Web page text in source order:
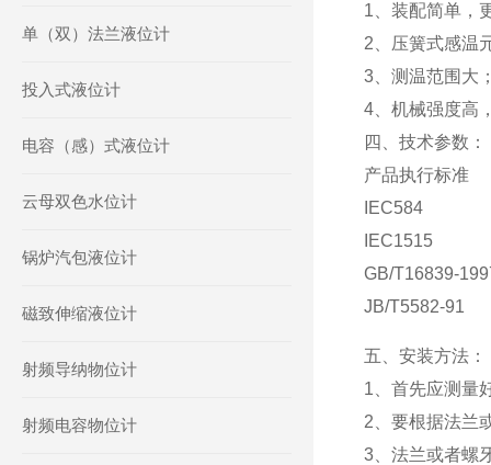
单（双）法兰液位计
投入式液位计
电容（感）式液位计
云母双色水位计
锅炉汽包液位计
磁致伸缩液位计
射频导纳物位计
射频电容物位计
1、装配简单，
2、压簧式感温
3、测温范围大
4、机械强度高
四、技术参数：
产品执行标准
IEC584
IEC1515
GB/T16839-
JB/T5582-91
五、安装方法：
1、首先应测量
2、要根据法兰
3、法兰或者螺